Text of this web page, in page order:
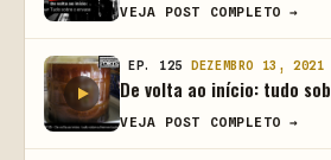
VEJA POST COMPLETO →
EP. 125 DEZEMBRO 13, 2021
De volta ao início: tudo
VEJA POST COMPLETO →